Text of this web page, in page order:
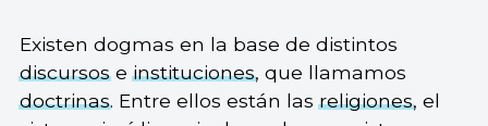
Existen dogmas en la base de distintos
discursoseinstituciones, que llamamos
doctrinas. Entre ellos están lasreligiones, el